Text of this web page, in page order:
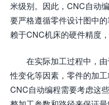
米级别。因此，CNC自动
要严格遵循零件设计图中
赖于CNC机床的硬件精度
在实际加工过程中，
性变化等因素，零件的加工
CNC自动编程需要考虑这